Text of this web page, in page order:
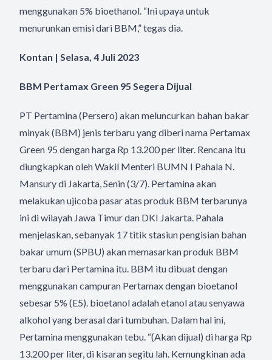
menggunakan 5% bioethanol. “Ini upaya untuk
menurunkan emisi dari BBM,” tegas dia.
Kontan | Selasa, 4 Juli 2023
BBM Pertamax Green 95 Segera Dijual
PT Pertamina (Persero) akan meluncurkan bahan bakar
minyak (BBM) jenis terbaru yang diberi nama Pertamax
Green 95 dengan harga Rp 13.200 per liter. Rencana itu
diungkapkan oleh Wakil Menteri BUMN I Pahala N.
Mansury di Jakarta, Senin (3/7). Pertamina akan
melakukan ujicoba pasar atas produk BBM terbarunya
ini di wilayah Jawa Timur dan DKI Jakarta. Pahala
menjelaskan, sebanyak 17 titik stasiun pengisian bahan
bakar umum (SPBU) akan memasarkan produk BBM
terbaru dari Pertamina itu. BBM itu dibuat dengan
menggunakan campuran Pertamax dengan bioetanol
sebesar 5% (E5). bioetanol adalah etanol atau senyawa
alkohol yang berasal dari tumbuhan. Dalam hal ini,
Pertamina menggunakan tebu. “(Akan dijual) di harga Rp
13.200 per liter, di kisaran segitu lah. Kemungkinan ada